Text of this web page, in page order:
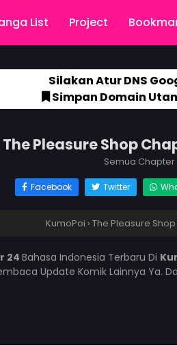
List Project
Silakan Atur DNS
Simpan Domain
The Pleasure Shop
Semua Chapter
Facebook Twitter
KumoPoi › The Pleasure Shop
24 Bahasa Indonesia Terbaru Di
Update Komik Lainnya Ya.